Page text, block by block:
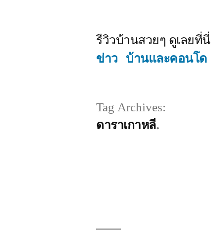
รีวิวบ้านสวยๆ ดูเลยที่นี่
ข่าว บ้านและคอนโด
Tag Archives:
ดาราเกาหลี